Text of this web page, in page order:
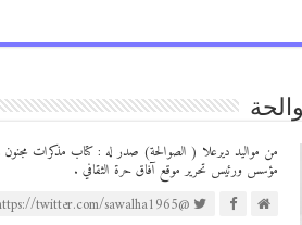
مؤسس ورئيس تحرير موقع آفاق حرة الثقافي .
@https://twitter.com/sawalha1965